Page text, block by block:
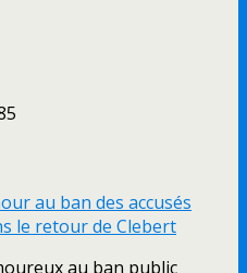
au ban des accusés
le retour de Clebert
au ban public